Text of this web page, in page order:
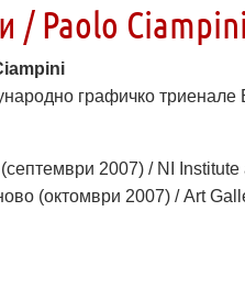
/ Paolo Ciampini
графичко
2007) / NI
(октомври 2007) / Art